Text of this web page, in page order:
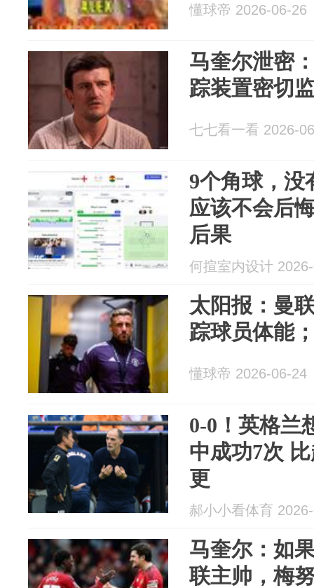
懂球帝 2026-06-26
马奎尔泄密
踪装置密切
七七看一看 2026-
9个角球，没
应该不会后
后果
何揎室内设计
太阳报：曼
踪球员体能
懂球帝 2026-06-24
0-0！英格兰
中成功7次
更
郝小小看体育
马奎尔：如
联主帅，梅